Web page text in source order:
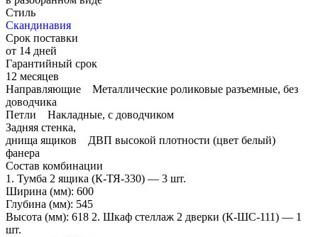
Стиль
Скандинавия
Срок поставки
от 14 дней
Гарантийный срок
12 месяцев
Направляющие Металлические роликовые разъемные, без
доводчика
Петли Накладные, с доводчиком
Задняя стенка,
днища ящиков ДВП высокой плотности (цвет белый)
фанера
Состав комбинации
1. Тумба 2 ящика (К-ТЯ-330) — 3 шт.
Ширина (мм): 600
Глубина (мм): 545
Высота (мм): 618 2. Шкаф стеллаж 2 дверки (К-ШС-111) — 1
шт.